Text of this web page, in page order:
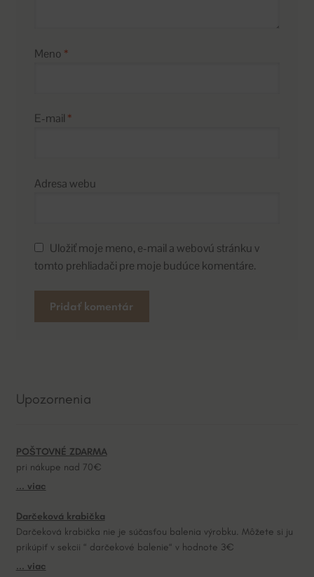
Meno *
E-mail *
Adresa webu
Uložiť moje meno, e-mail a webovú stránku v
tomto prehliadači pre moje budúce komentáre.
r
t
i
v
:
Upozornenia
POŠTOVNÉ ZDARMA
pri nákupe nad 70€
... viac
Darčeková krabička
Darčeková krabička nie je súčasťou balenia výrobku. Môžete si ju
prikúpiť v sekcii “ darčekové balenie“ v hodnote 3€
... viac